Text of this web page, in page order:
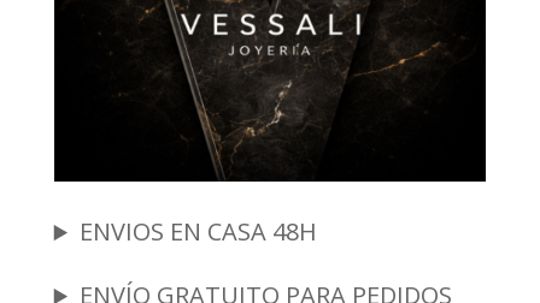
ENVIOS EN CASA 48H
ENVÍO GRATUITO PARA PEDIDOS